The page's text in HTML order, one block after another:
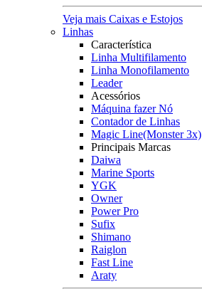
Veja mais Caixas e Estojos
Linhas
Característica
Linha Multifilamento
Linha Monofilamento
Leader
Acessórios
Máquina fazer Nó
Contador de Linhas
Magic Line(Monster 3x)
Principais Marcas
Daiwa
Marine Sports
YGK
Owner
Power Pro
Sufix
Shimano
Raiglon
Fast Line
Araty